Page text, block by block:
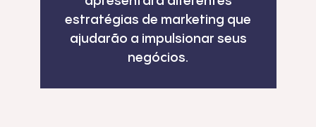
estratégias de marketing que
ajudarão a impulsionar seus
negócios.